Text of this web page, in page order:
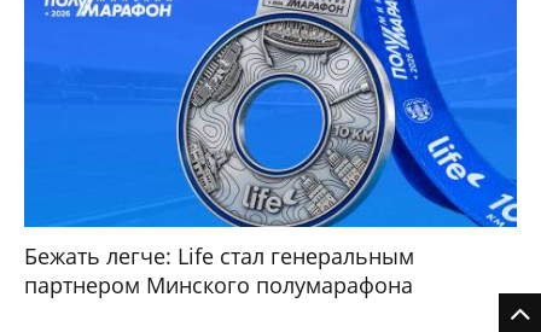
Бежать легче: Life стал генеральным
партнером Минского полумарафона